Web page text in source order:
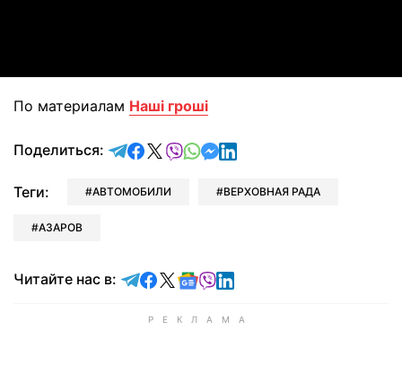
По материалам Наші гроші
Поделиться: отправить в Telegram
поделиться в Facebook
поделиться в X
отправить в Viber
отправить в Whatsapp
отправить в Messenger
отправить в LinkedIn
Теги: АВТОМОБИЛИ ВЕРХОВНАЯ РАДА
АЗАРОВ
Читайте нас в: Читайте в Telegram
Читайте в Facebook
Читайте в X
Читайте в Google news
Читайте в Viber
Читайте в LinkedIn